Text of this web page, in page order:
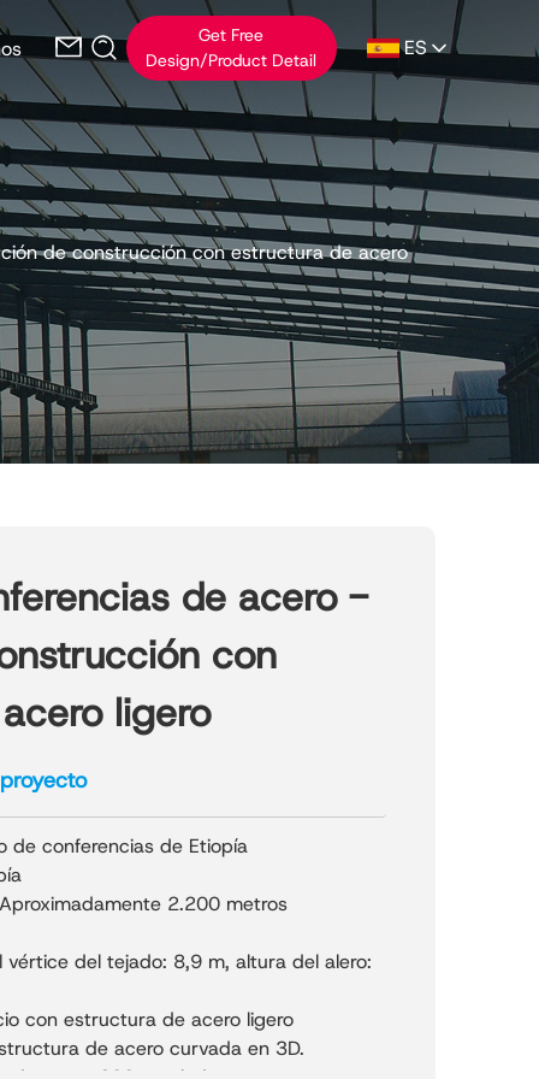
Get Free
Design/Product Detail
ES
de construcción con estructura de acero
de acero -
con
ligero
de conferencias de Etiopía
2.200 metros
vértice del tejado: 8,9 m, altura del alero:
con estructura de acero ligero
de acero curvada en 3D.